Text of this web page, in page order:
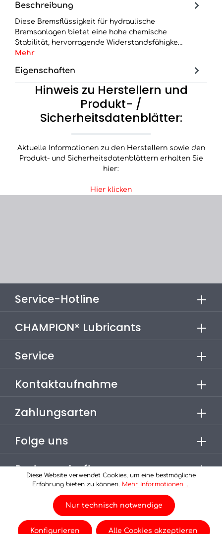
Beschreibung
Diese Bremsflüssigkeit für hydraulische
Bremsanlagen bietet eine hohe chemische
Stabilität, hervorragende Widerstandsfähigke…
Mehr
Eigenschaften
Hinweis zu Herstellern und
Produkt- /
Sicherheitsdatenblätter:
Aktuelle Informationen zu den Herstellern sowie den
Produkt- und Sicherheitsdatenblättern erhalten Sie
hier:
Hier klicken
Folge uns
Partnerschaften
Service-Hotline
CHAMPION® Lubricants
Service
Kontaktaufnahme
Zahlungsarten
© 2026 Champion-Oel - eine Seite der
* Alle Preise inkl. gesetzl. Mehrwertsteuer zzgl.
Versandkosten , wenn nicht anders angegeben.
Diese Website verwendet Cookies, um eine bestmögliche
Erfahrung bieten zu können. Mehr Informationen ...
Nur technisch notwendige
Konfigurieren Alle Cookies akzeptieren